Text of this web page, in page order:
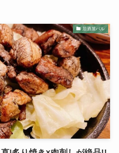
居酒屋バル